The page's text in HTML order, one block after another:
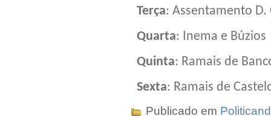
Terça: Assentamento
Quarta: Inema e Búzios
Quinta: Ramais de
Sexta: Ramais de
Publicado em